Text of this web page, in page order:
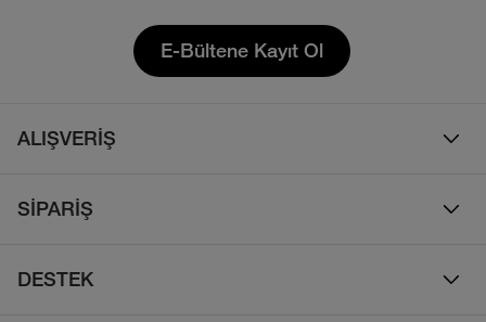
E-Bültene Kayıt Ol
ALIŞVERİŞ
Çocuk
SİPARİŞ
DESTEK